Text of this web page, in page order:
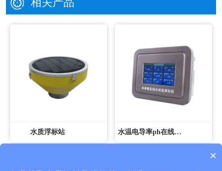
水质浮标站 水温电导率ph在线分析仪
设备有检测证书吗？
×